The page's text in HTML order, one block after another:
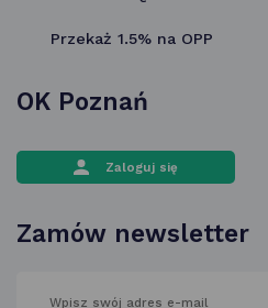
Przekaż 1.5% na OPP
OK Poznań
Zaloguj się
Zamów newsletter